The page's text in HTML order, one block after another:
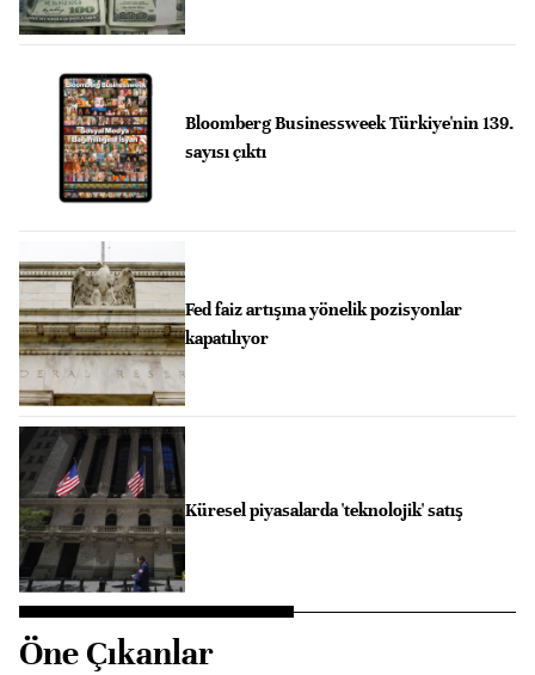
Bloomberg Businessweek Türkiye'nin 139.
sayısı çıktı
Fed faiz artışına yönelik pozisyonlar
kapatılıyor
Küresel piyasalarda 'teknolojik' satış
Öne Çıkanlar